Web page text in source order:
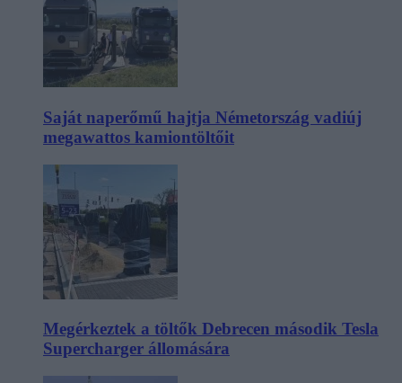
Saját naperőmű hajtja Németország vadiúj
megawattos kamiontöltőit
Megérkeztek a töltők Debrecen második Tesla
Supercharger állomására